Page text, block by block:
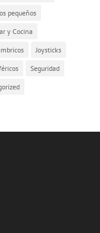
pequeños
y Cocina
Joysticks
Seguridad